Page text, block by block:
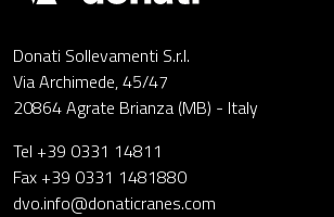
Donati Sollevamenti S.r.l.
Via Archimede, 45/47
20864 Agrate Brianza (MB) - Italy
Tel +39 0331 14811
Fax +39 0331 1481880
dvo.info@donaticranes.com